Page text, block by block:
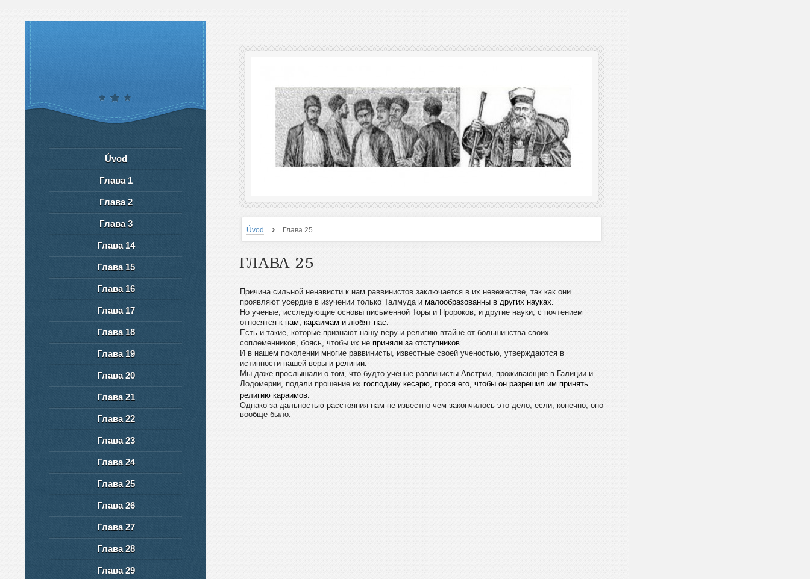
Úvod › Глава 25
ГЛАВА 25
Причина сильной ненависти к нам раввинистов заключается в их невежестве, так как они
проявляют усердие в изучении только Талмуда и малообразованны в других науках.
Но ученые, исследующие основы письменной Торы и Пророков, и другие науки, с почтением
относятся к нам, караимам и любят нас.
Есть и такие, которые признают нашу веру и религию втайне от большинства своих
соплеменников, боясь, чтобы их не приняли за отступников.
И в нашем поколении многие раввинисты, известные своей ученостью, утверждаются в
истинности нашей веры и религии.
Мы даже прослышали о том, что будто ученые раввинисты Австрии, проживающие в Галиции и
Лодомерии, подали прошение их господину кесарю, прося его, чтобы он разрешил им принять
религию караимов.
Однако за дальностью расстояния нам не известно чем закончилось это дело, если, конечно, оно
вообще было.
Úvod
Глава 1
Глава 2
Глава 3
Глава 14
Глава 15
Глава 16
Глава 17
Глава 18
Глава 19
Глава 20
Глава 21
Глава 22
Глава 23
Глава 24
Глава 25
Глава 26
Глава 27
Глава 28
Глава 29